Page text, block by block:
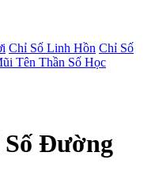
Chỉ Số Linh Hồn Chỉ Số
Tên Thần Số Học
Đường